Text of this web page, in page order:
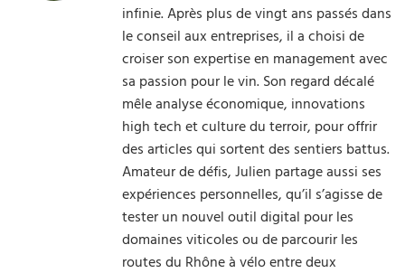
infinie. Après plus de vingt ans passés dans
le conseil aux entreprises, il a choisi de
croiser son expertise en management avec
sa passion pour le vin. Son regard décalé
mêle analyse économique, innovations
high tech et culture du terroir, pour offrir
des articles qui sortent des sentiers battus.
Amateur de défis, Julien partage aussi ses
expériences personnelles, qu’il s’agisse de
tester un nouvel outil digital pour les
domaines viticoles ou de parcourir les
routes du Rhône à vélo entre deux